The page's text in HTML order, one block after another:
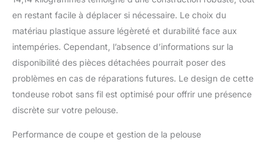
tondeuse. COUVERTURE
TOTALE : L'IA Vision et la
navigation par satellite
garantissent une tonte
uniforme, même en cas
de signal faible ou sous
les arbres – tant que
oubliée. MOTIFS
en restant facile à déplacer si nécessaire. Le choix du
matériau plastique assure légèreté et durabilité face aux
intempéries. Cependant, l’absence d’informations sur la
disponibilité des pièces détachées pourrait poser des
problèmes en cas de réparations futures. Le design de cette
tondeuse robot sans fil est optimisé pour offrir une présence
discrète sur votre pelouse.
Performance de coupe et gestion de la pelouse